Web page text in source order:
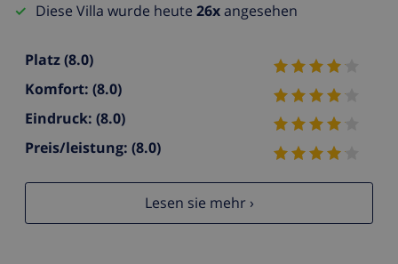
Diese Villa wurde heute 26xangesehen
Platz(8.0)
Komfort: (8.0)
Eindruck: (8.0)
Preis/leistung: (8.0)
Lesen sie mehr ›